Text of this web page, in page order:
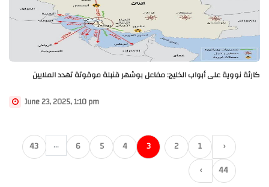
كارثة نووية على أبواب الخليج: مفاعل بوشهر قنبلة موقوتة تهدد الملايين
June 23, 2025, 1:10 pm
‹
1
2
3
4
5
6
...
43
44
›